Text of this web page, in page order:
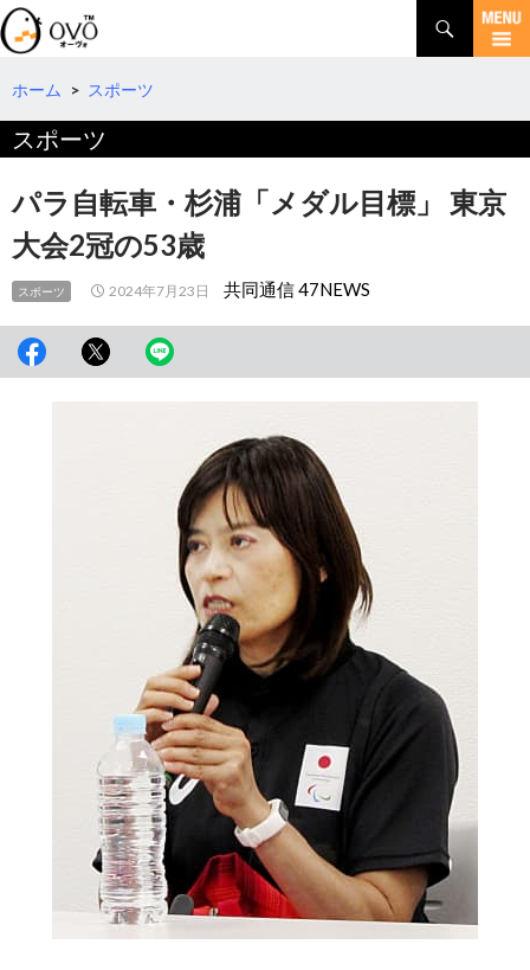
検
索
コ
テ
へ
動
ホーム > スポーツ
スポーツ
パラ自転車・杉浦「メダル目標」 東京
大会2冠の53歳
スポーツ 2024年7月23日 共同通信 47NEWS